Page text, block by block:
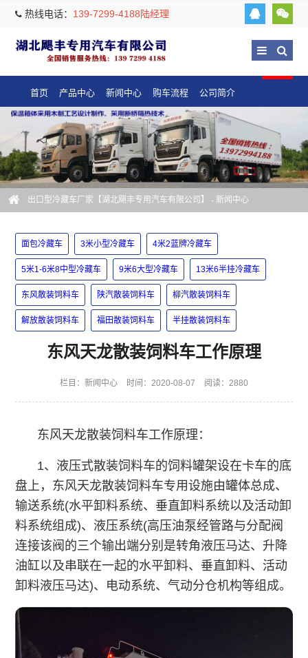
热线电话： 139-7299-4188陆经理
首页 产品中心 新闻中心 购车流程 公司简介
出口型冷藏车厂家【湖北飓丰专用汽车有限公司】 - 新闻中心
面包冷藏车 3米小型冷藏车 4米2蓝牌冷藏车
5米1-6米8中型冷藏车 9米6大型冷藏车 13米6半挂冷藏车
东风散装饲料车 陕汽散装饲料车 柳汽散装饲料车
解放散装饲料车 福田散装饲料车 半挂散装饲料车
东风天龙散装饲料车工作原理
栏目： 新闻中心 时间：2020-08-07 阅读：2880
东风天龙散装饲料车工作原理：
1、液压式散装饲料车的饲料罐架设在卡车的底
盘上，东风天龙散装饲料车专用设施由罐体总成、
输送系统(水平卸料系统、垂直卸料系统以及活动卸
料系统组成)、液压系统(高压油泵经管路与分配阀
连接该阀的三个输出端分别是转角液压马达、升降
油缸以及串联在一起的水平卸料、垂直卸料、活动
卸料液压马达)、电动系统、气动分仓机构等组成。